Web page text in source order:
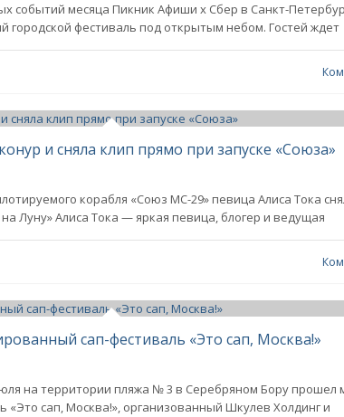
событий месяца Пикник Афиши x Сбер в Санкт-
городской фестиваль под открытым небом. Гостей ждет
и сняла клип прямо при запуске «Союза»
корабля «Союз МС-29» певица Алиса Тока
Луну» Алиса Тока — яркая певица, блогер и ведущая
сап-фестиваль «Это сап, Москва!»
на территории пляжа № 3 в Серебряном Бору прошел
сап, Москва!», организованный Шкулев Холдинг и